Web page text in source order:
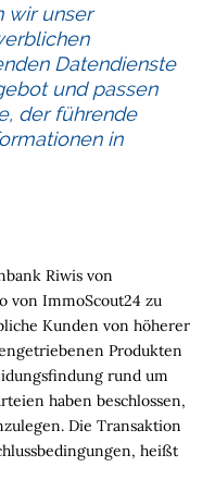
Riwis von
von ImmoScout24 zu
Kunden von höherer
Produkten
rund um
haben beschlossen,
Die Transaktion
heißt
wir unser
Datendienste
und passen
der führende
in